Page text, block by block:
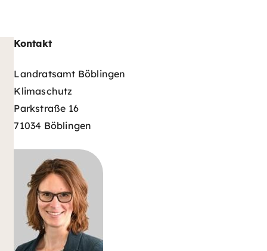
Kontakt
Landratsamt Böblingen
Klimaschutz
Parkstraße 16
71034 Böblingen